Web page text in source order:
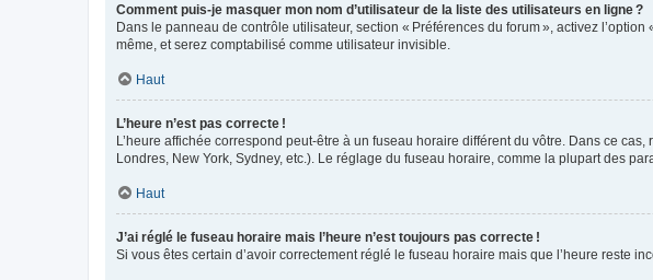
Comment puis-je masquer mon nom d’utilisateur de la liste des utilisateurs en ligne ?
Dans le panneau de contrôle utilisateur, section « Préférences du forum », activez
même, et serez comptabilisé comme utilisateur invisible.
Haut
L’heure n’est pas correcte !
L’heure affichée correspond peut-être à un fuseau horaire différent du vôtre. Dans ce
Londres, New York, Sydney, etc.). Le réglage du fuseau horaire, comme la plupart des
Haut
J’ai réglé le fuseau horaire mais l’heure n’est toujours pas correcte !
Si vous êtes certain d’avoir correctement réglé le fuseau horaire mais que l’heure reste